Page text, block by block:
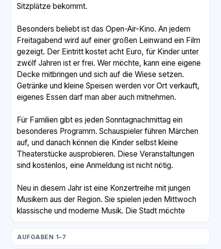
Sitzplätze bekommt.
Besonders beliebt ist das Open-Air-Kino. An jedem
Freitagabend wird auf einer großen Leinwand ein Film
gezeigt. Der Eintritt kostet acht Euro, für Kinder unter
zwölf Jahren ist er frei. Wer möchte, kann eine eigene
Decke mitbringen und sich auf die Wiese setzen.
Getränke und kleine Speisen werden vor Ort verkauft,
eigenes Essen darf man aber auch mitnehmen.
Für Familien gibt es jeden Sonntagnachmittag ein
besonderes Programm. Schauspieler führen Märchen
auf, und danach können die Kinder selbst kleine
Theaterstücke ausprobieren. Diese Veranstaltungen
sind kostenlos, eine Anmeldung ist nicht nötig.
Neu in diesem Jahr ist eine Konzertreihe mit jungen
Musikern aus der Region. Sie spielen jeden Mittwoch
klassische und moderne Musik. Die Stadt möchte
selbst auftreten will, kann sich bis zum 15. Mai im
AUFGABEN 1–7